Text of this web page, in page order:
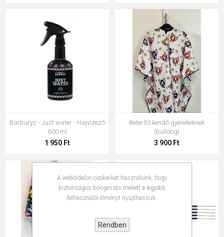
Barburys - Just water - Hajvizező
600 ml
1 950 Ft
Beterítő kendő gyerekeknek
(bulldog)
3 900 Ft
A weboldalon cookie-kat használunk, hogy
biztonságos böngészés mellett a legjobb
felhasználói élményt nyújthassuk.
Rendben